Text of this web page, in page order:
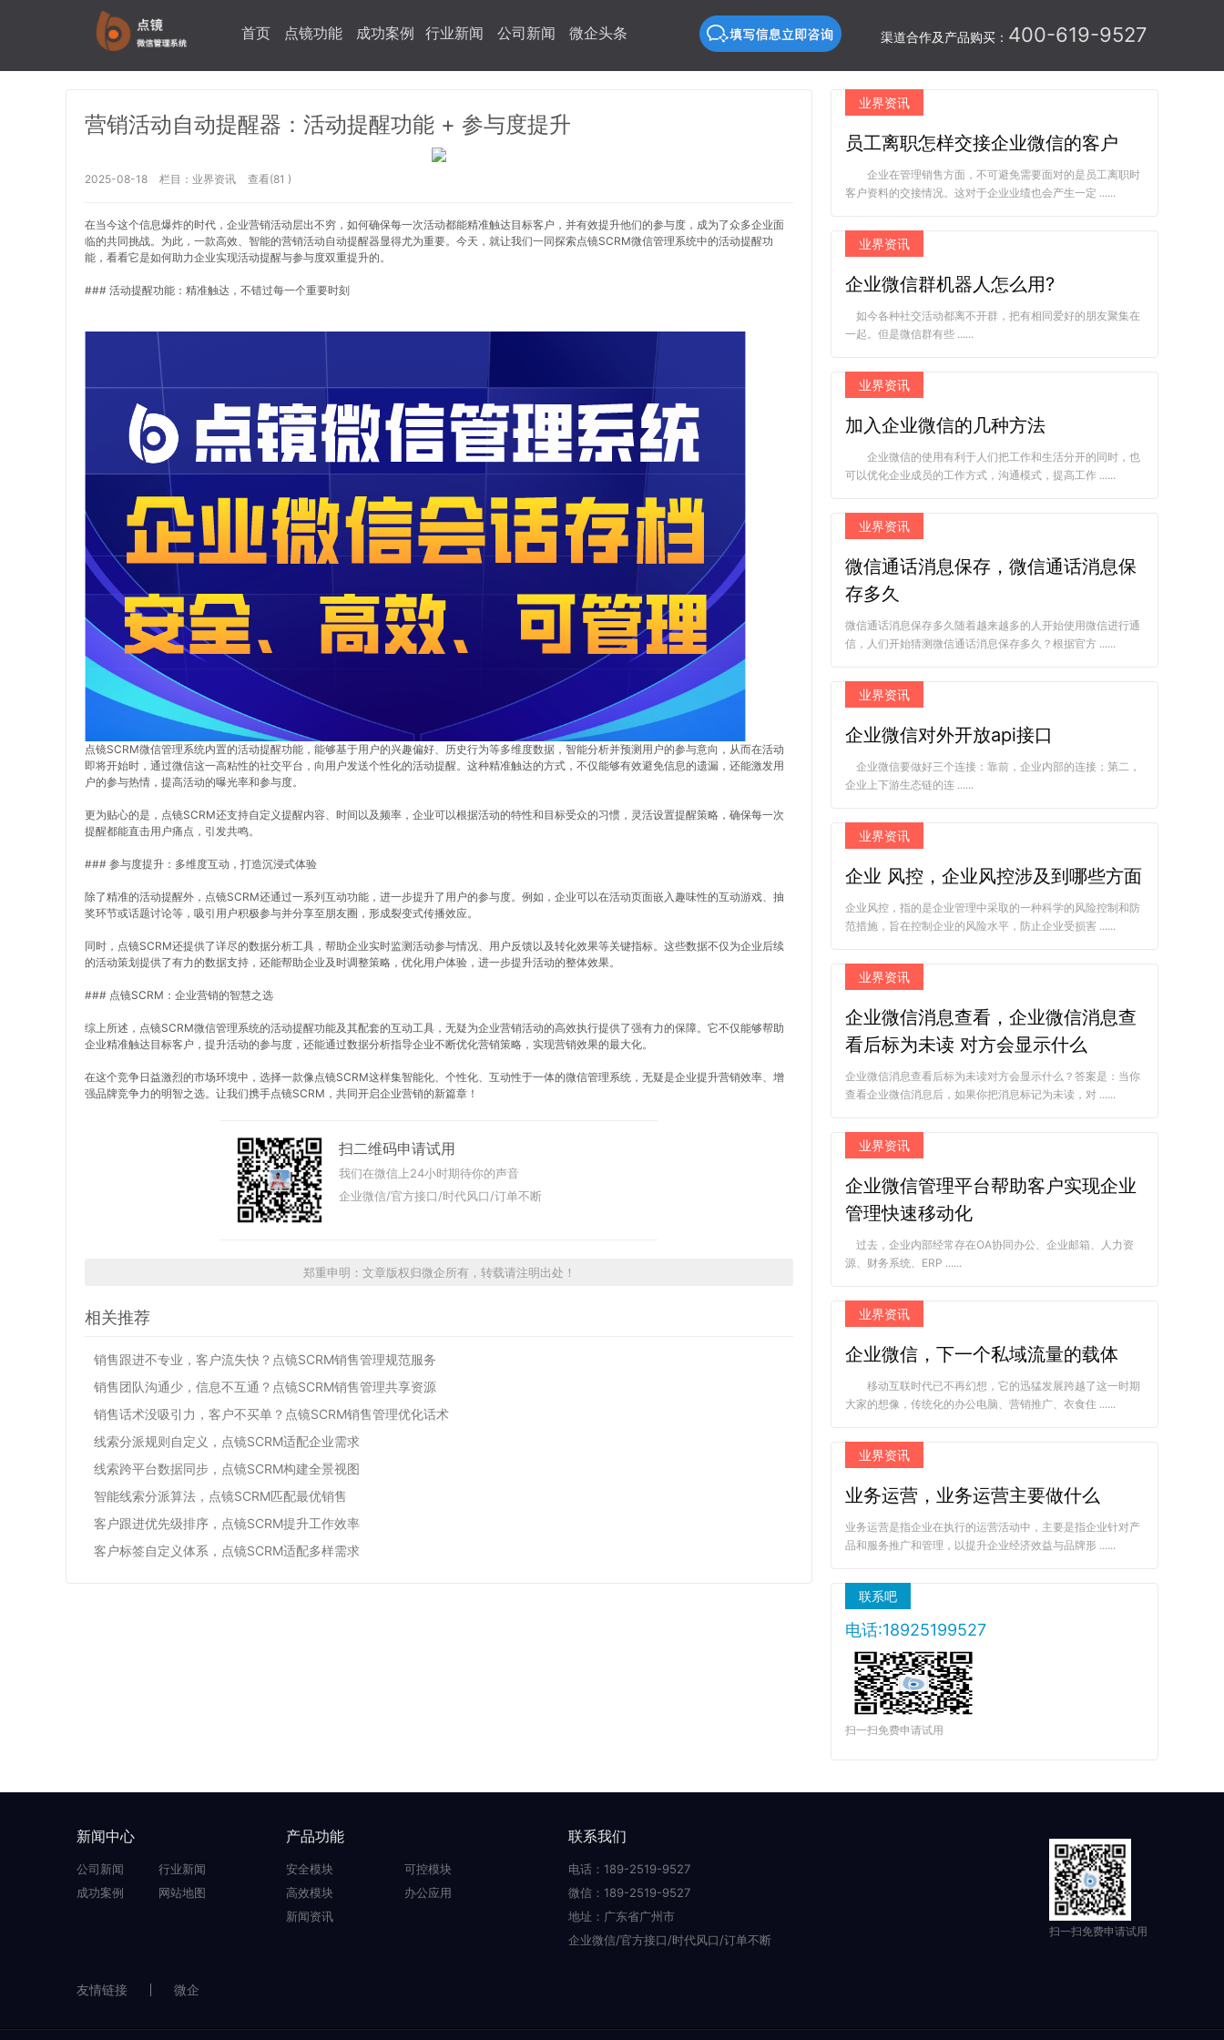
渠道合作及产品购买： 400-619-9527
首页 点镜功能 成功案例 行业新闻 公司新闻 微企头条
营销活动自动提醒器：活动提醒功能 + 参与度提升
2025-08-18 栏目： 业界资讯 查看(81 )
在当今这个信息爆炸的时代，企业营销活动层出不穷，如何确保每一次活动都能精准触达目标客户，并有效提升他们的参与度，成为了众多企业面
临的共同挑战。为此，一款高效、智能的营销活动自动提醒器显得尤为重要。今天，就让我们一同探索点镜SCRM微信管理系统中的活动提醒功
能，看看它是如何助力企业实现活动提醒与参与度双重提升的。
### 活动提醒功能：精准触达，不错过每一个重要时刻
点镜SCRM微信管理系统内置的活动提醒功能，能够基于用户的兴趣偏好、历史行为等多维度数据，智能分析并预测用户的参与意向，从而在活动
即将开始时，通过微信这一高粘性的社交平台，向用户发送个性化的活动提醒。这种精准触达的方式，不仅能够有效避免信息的遗漏，还能激发用
户的参与热情，提高活动的曝光率和参与度。
更为贴心的是，点镜SCRM还支持自定义提醒内容、时间以及频率，企业可以根据活动的特性和目标受众的习惯，灵活设置提醒策略，确保每一次
提醒都能直击用户痛点，引发共鸣。
### 参与度提升：多维度互动，打造沉浸式体验
除了精准的活动提醒外，点镜SCRM还通过一系列互动功能，进一步提升了用户的参与度。例如，企业可以在活动页面嵌入趣味性的互动游戏、抽
奖环节或话题讨论等，吸引用户积极参与并分享至朋友圈，形成裂变式传播效应。
同时，点镜SCRM还提供了详尽的数据分析工具，帮助企业实时监测活动参与情况、用户反馈以及转化效果等关键指标。这些数据不仅为企业后续
的活动策划提供了有力的数据支持，还能帮助企业及时调整策略，优化用户体验，进一步提升活动的整体效果。
### 点镜SCRM：企业营销的智慧之选
综上所述，点镜SCRM微信管理系统的活动提醒功能及其配套的互动工具，无疑为企业营销活动的高效执行提供了强有力的保障。它不仅能够帮助
企业精准触达目标客户，提升活动的参与度，还能通过数据分析指导企业不断优化营销策略，实现营销效果的最大化。
在这个竞争日益激烈的市场环境中，选择一款像点镜SCRM这样集智能化、个性化、互动性于一体的微信管理系统，无疑是企业提升营销效率、增
强品牌竞争力的明智之选。让我们携手点镜SCRM，共同开启企业营销的新篇章！
扫二维码申请试用
我们在微信上24小时期待你的声音
企业微信/官方接口/时代风口/订单不断
郑重申明：文章版权归微企所有，转载请注明出处！
相关推荐
销售跟进不专业，客户流失快？点镜SCRM销售管理规范服务
销售团队沟通少，信息不互通？点镜SCRM销售管理共享资源
销售话术没吸引力，客户不买单？点镜SCRM销售管理优化话术
线索分派规则自定义，点镜SCRM适配企业需求
线索跨平台数据同步，点镜SCRM构建全景视图
智能线索分派算法，点镜SCRM匹配最优销售
客户跟进优先级排序，点镜SCRM提升工作效率
客户标签自定义体系，点镜SCRM适配多样需求
业界资讯
员工离职怎样交接企业微信的客户
企业在管理销售方面，不可避免需要面对的是员工离职时
客户资料的交接情况。这对于企业业绩也会产生一定 ......
业界资讯
企业微信群机器人怎么用?
如今各种社交活动都离不开群，把有相同爱好的朋友聚集在
一起。但是微信群有些 ......
业界资讯
加入企业微信的几种方法
企业微信的使用有利于人们把工作和生活分开的同时，也
可以优化企业成员的工作方式，沟通模式，提高工作 ......
业界资讯
微信通话消息保存，微信通话消息保
存多久
微信通话消息保存多久随着越来越多的人开始使用微信进行通
信，人们开始猜测微信通话消息保存多久？根据官方 ......
业界资讯
企业微信对外开放api接口
企业微信要做好三个连接：靠前，企业内部的连接；第二，
企业上下游生态链的连 ......
业界资讯
企业 风控，企业风控涉及到哪些方面
企业风控，指的是企业管理中采取的一种科学的风险控制和防
范措施，旨在控制企业的风险水平，防止企业受损害 ......
业界资讯
企业微信消息查看，企业微信消息查
看后标为未读 对方会显示什么
企业微信消息查看后标为未读对方会显示什么？答案是：当你
查看企业微信消息后，如果你把消息标记为未读，对 ......
业界资讯
企业微信管理平台帮助客户实现企业
管理快速移动化
过去，企业内部经常存在OA协同办公、企业邮箱、人力资
源、财务系统、ERP ......
业界资讯
企业微信，下一个私域流量的载体
移动互联时代已不再幻想，它的迅猛发展跨越了这一时期
大家的想像，传统化的办公电脑、营销推广、衣食住 ......
业界资讯
业务运营，业务运营主要做什么
业务运营是指企业在执行的运营活动中，主要是指企业针对产
品和服务推广和管理，以提升企业经济效益与品牌形 ......
联系吧
电话:18925199527
扫一扫免费申请试用
新闻中心
公司新闻
行业新闻
成功案例
网站地图
产品功能
安全模块
可控模块
高效模块
办公应用
新闻资讯
联系我们
电话：189-2519-9527
微信：189-2519-9527
地址：广东省广州市
企业微信/官方接口/时代风口/订单不断
扫一扫免费申请试用
友情链接 微企